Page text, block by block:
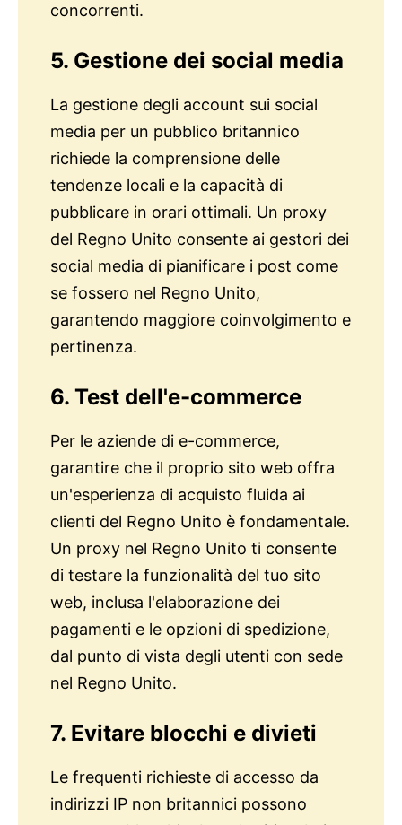
concorrenti.
5. Gestione dei social media
La gestione degli account sui social
media per un pubblico britannico
richiede la comprensione delle
tendenze locali e la capacità di
pubblicare in orari ottimali. Un proxy
del Regno Unito consente ai gestori dei
social media di pianificare i post come
se fossero nel Regno Unito,
garantendo maggiore coinvolgimento e
pertinenza.
6. Test dell'e-commerce
Per le aziende di e-commerce,
garantire che il proprio sito web offra
un'esperienza di acquisto fluida ai
clienti del Regno Unito è fondamentale.
Un proxy nel Regno Unito ti consente
di testare la funzionalità del tuo sito
web, inclusa l'elaborazione dei
pagamenti e le opzioni di spedizione,
dal punto di vista degli utenti con sede
nel Regno Unito.
7. Evitare blocchi e divieti
Le frequenti richieste di accesso da
indirizzi IP non britannici possono